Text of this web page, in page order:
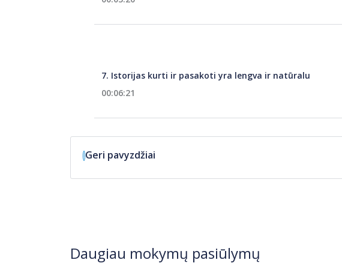
7. Istorijas kurti ir pasakoti yra lengva ir natūralu
00:06:21
Geri pavyzdžiai
Daugiau mokymų pasiūlymų